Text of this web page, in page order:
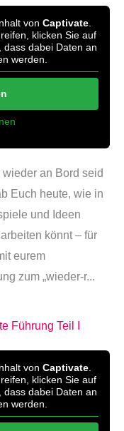
von Captivate
klicken Sie auf
dass dabei Daten an
werden.
an Bord seid
Euch heute, wie in
und Ideen
könnt – für
eurem
zum „wieder-r...
Führung Teil I
von Captivate
klicken Sie auf
dass dabei Daten an
werden.